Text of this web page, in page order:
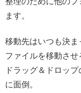
ます。
移動先はいつも決ま
ファイルを移動させ
ドラッグ＆ドロッ
に面倒。